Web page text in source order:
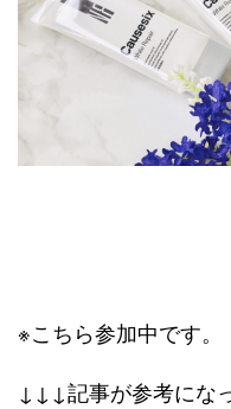
※こちら参加中です。
↓↓↓記事が参考にな